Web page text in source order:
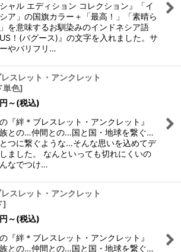
シャル エディション コレクション』「イ
ア」の国旗カラー＋「最高！」「素晴ら
を意味するお馴染みのインドネシア語
！(バグース)』の文字を入れました。サ
やバリフリ…
スレット・アンクレット
単色]
円 ～(税込)
『絆＊ブレスレット・アンクレット』
との…仲間との…国と国・地球を繋ぐ…
つに繋ぐような…そんな思いを込めてデ
ました。 なんといっても切れにくいの
なでつけ…
スレット・アンクレット
]
円 ～(税込)
『絆＊ブレスレット・アンクレット』
との…仲間との…国と国・地球を繋ぐ…